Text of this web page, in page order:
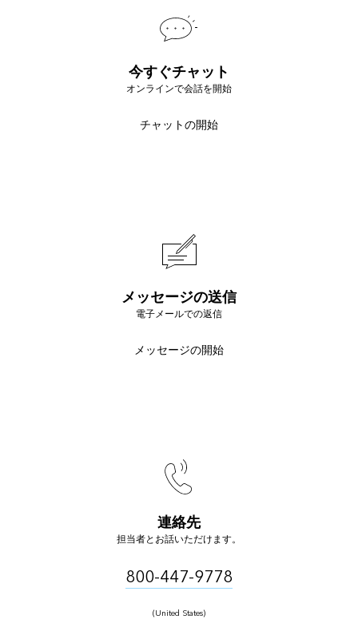
今すぐチャット
オンラインで会話を開始
チャットの開始
メッセージの送信
電子メールでの返信
メッセージの開始
連絡先
担当者とお話いただけます。
800-447-9778
(United States)